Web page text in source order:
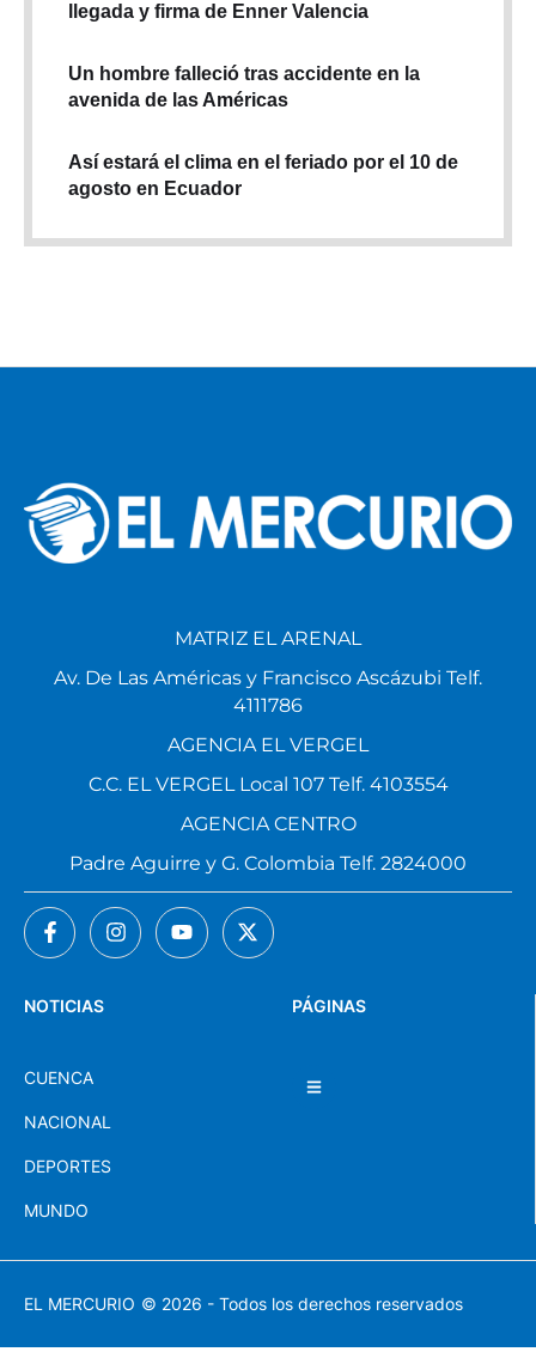
llegada y firma de Enner Valencia
Un hombre falleció tras accidente en la
avenida de las Américas
Así estará el clima en el feriado por el 10 de
agosto en Ecuador
PÁGINAS
NOTICIAS
CUENCA
NACIONAL
DEPORTES
MUNDO
MATRIZ EL ARENAL
Av. De Las Américas y Francisco Ascázubi Telf.
4111786
AGENCIA EL VERGEL
C.C. EL VERGEL Local 107 Telf. 4103554
AGENCIA CENTRO
Padre Aguirre y G. Colombia Telf. 2824000
EL MERCURIO © 2026 - Todos los derechos reservados